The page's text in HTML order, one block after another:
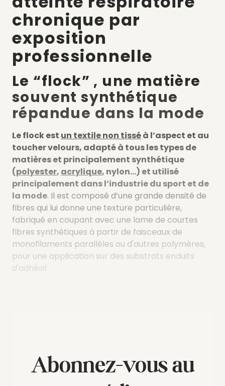
chronique par
exposition
professionnelle
Le “flock” , une matière
souvent synthétique
répandue dans la mode
Le flock est un textile non tisséà l’aspect et au
toucher velours, adapté à tous les types de
matières et principalement synthétique
(polyester, acrylique, nylon…) et utilisé
principalement dans l’industrie du sport et de
la mode. Il est composé d’une grande densité de
fibres qui lui donne une texture particulière,
fabriqué en coupant avec une lame de courtes
fibres synthétiques à partir de faisceaux de
monofilaments parallèles ou d'autres polymères,
pour une application sur des substrats enduits
d'adhésif.
Abonnez-vous au